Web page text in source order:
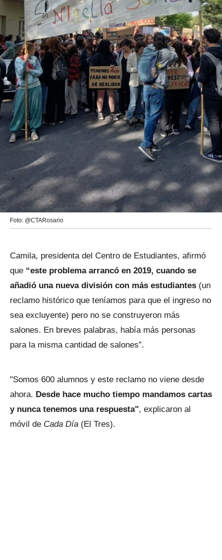
Foto: @CTARosario
Camila, presidenta del Centro de Estudiantes, afirmó
que “este problema arrancó en 2019, cuando se
añadió una nueva división con más estudiantes (un
reclamo histórico que teníamos para que el ingreso no
sea excluyente) pero no se construyeron más
salones. En breves palabras, había más personas
para la misma cantidad de salones”.
"Somos 600 alumnos y este reclamo no viene desde
ahora. Desde hace mucho tiempo mandamos cartas
y nunca tenemos una respuesta", explicaron al
móvil de Cada Día (El Tres).